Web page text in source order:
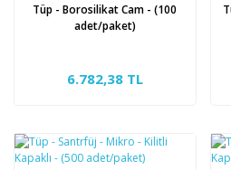
Tüp - Borosilikat Cam - (100
adet/paket)
6.782,38 TL